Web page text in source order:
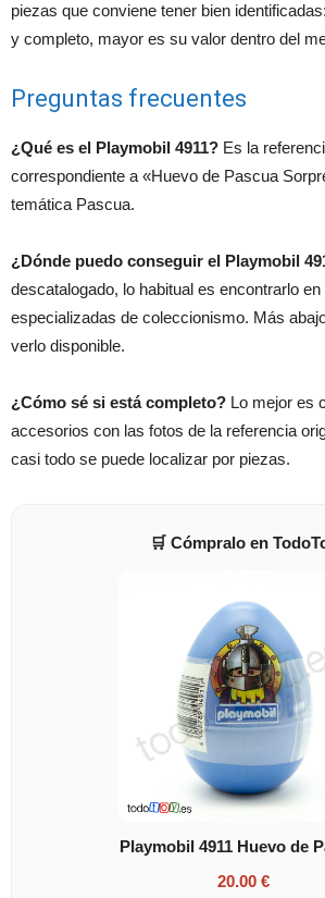
piezas que conviene tener bien
y completo, mayor es su valor dentro del
Preguntas frecuentes
¿Qué es el Playmobil 4911? Es la
correspondiente a «Huevo de Pascua
temática Pascua.
¿Dónde puedo conseguir el Playmobil
descatalogado, lo habitual es encontrarlo en
especializadas de coleccionismo. Más
verlo disponible.
¿Cómo sé si está completo? Lo mejor es
accesorios con las fotos de la referencia
casi todo se puede localizar por piezas.
🛒 Cómpralo en
Playmobil 4911 Huevo de
20.00 €